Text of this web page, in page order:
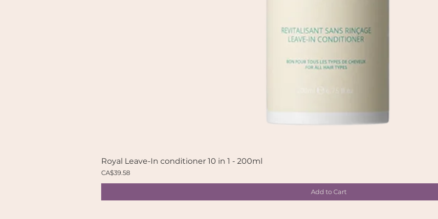
Royal Leave-In conditioner 10 in 1 - 200ml
Price
CA$39.58
Add to Cart